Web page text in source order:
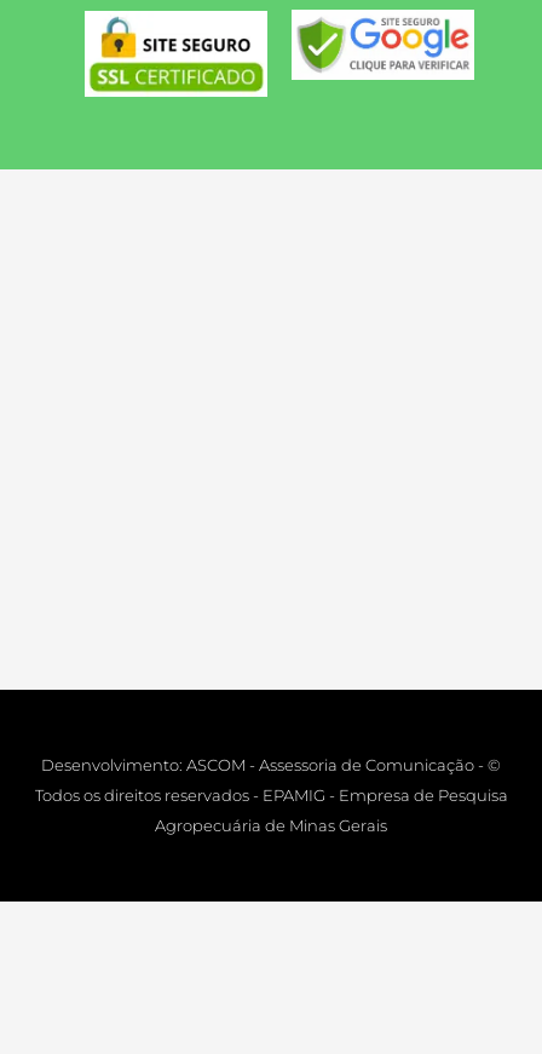
Desenvolvimento: ASCOM - Assessoria de Comunicação - ©
Todos os direitos reservados - EPAMIG - Empresa de Pesquisa
Agropecuária de Minas Gerais